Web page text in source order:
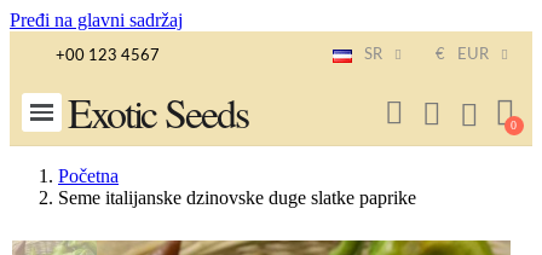
Pređi na glavni sadržaj
+00 123 4567 SR € EUR
Exotic Seeds
Početna
Seme italijanske dzinovske duge slatke paprike